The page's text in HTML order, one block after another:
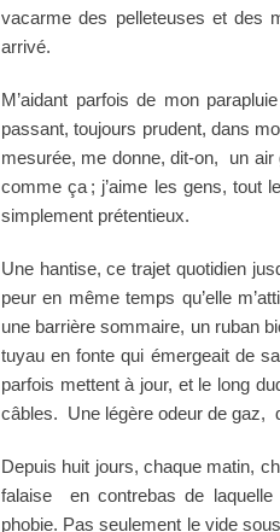
vacarme des pelleteuses et des
arrivé.
M’aidant parfois de mon
passant, toujours prudent, dans
mesurée, me donne, dit-on, un air
comme ça ; j’aime les gens, tout
simplement prétentieux.
Une hantise, ce trajet quotidien
peur en même temps qu’elle
une barrière sommaire, un ruban
tuyau en fonte qui émergeait de
parfois mettent à jour, et le long
câbles. Une légère odeur de gaz,
Depuis huit jours, chaque matin,
falaise en contrebas de
phobie. Pas seulement le vide